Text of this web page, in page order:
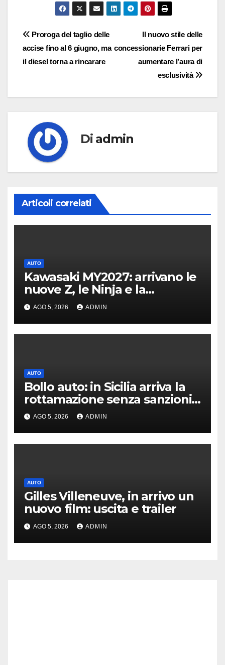
Navigazione
articoli
Il nuovo stile delle
concessionarie Ferrari per
aumentare l’aura di
esclusività
Proroga del taglio delle
accise fino al 6 giugno, ma
il diesel torna a rincarare
Di admin
Articoli correlati
AUTO
Kawasaki MY2027: arrivano le
nuove Z, le Ninja e la
crossover Versys 650
AGO 5, 2026 ADMIN
AUTO
Bollo auto: in Sicilia arriva la
rottamazione senza sanzioni
né interessi
AGO 5, 2026 ADMIN
AUTO
Gilles Villeneuve, in arrivo un
nuovo film: uscita e trailer
AGO 5, 2026 ADMIN